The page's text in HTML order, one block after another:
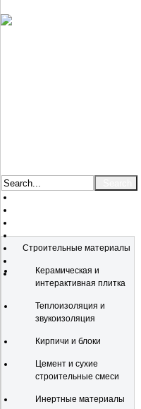
Строительные материалы
Керамическая и
интерактивная плитка
Теплоизоляция и
звукоизоляция
Кирпичи и блоки
Цемент и сухие
строительные смеси
Инертные материалы